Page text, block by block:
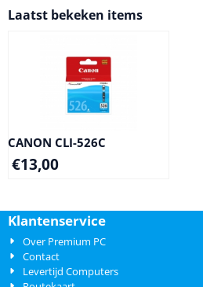
Laatst bekeken items
CANON CLI-526C
€13,00
Klantenservice
Over Premium PC
Contact
Levertijd Computers